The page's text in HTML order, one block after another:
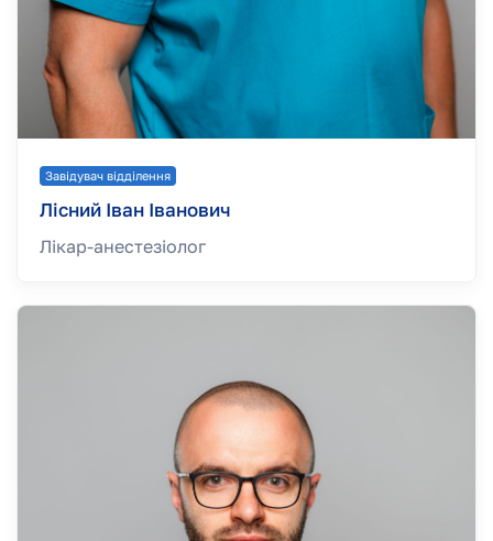
Завідувач відділення
Лісний Іван Іванович
Лікар-анестезiолог